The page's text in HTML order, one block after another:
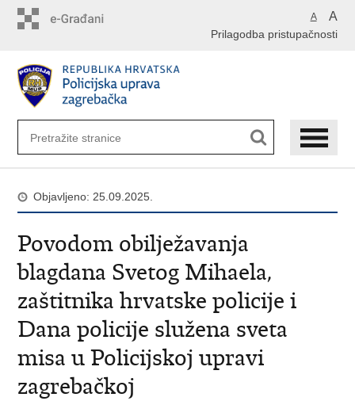
A A
Prilagodba pristupačnosti
Objavljeno: 25.09.2025.
Povodom obilježavanja
blagdana Svetog Mihaela,
zaštitnika hrvatske policije i
Dana policije služena sveta
misa u Policijskoj upravi
zagrebačkoj